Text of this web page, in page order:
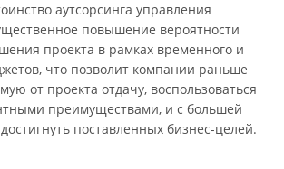
аутсорсинга управления
повышение вероятности
проекта в рамках временного и
что позволит компании раньше
от проекта отдачу, воспользоваться
преимуществами, и с большей
поставленных бизнес-целей.